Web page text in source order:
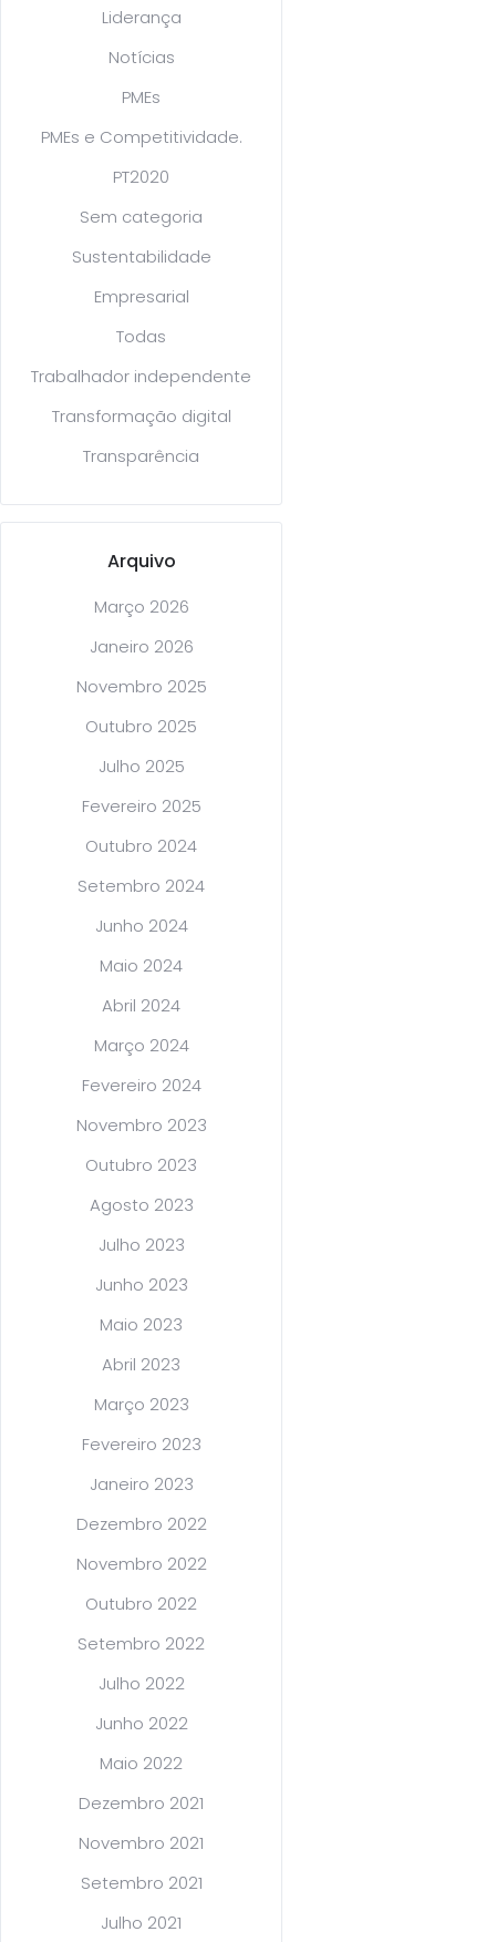
Liderança
Notícias
PMEs
PMEs e Competitividade.
PT2020
Sem categoria
Sustentabilidade
Empresarial
Todas
Trabalhador independente
Transformação digital
Transparência
Arquivo
Março 2026
Janeiro 2026
Novembro 2025
Outubro 2025
Julho 2025
Fevereiro 2025
Outubro 2024
Setembro 2024
Junho 2024
Maio 2024
Abril 2024
Março 2024
Fevereiro 2024
Novembro 2023
Outubro 2023
Agosto 2023
Julho 2023
Junho 2023
Maio 2023
Abril 2023
Março 2023
Fevereiro 2023
Janeiro 2023
Dezembro 2022
Novembro 2022
Outubro 2022
Setembro 2022
Julho 2022
Junho 2022
Maio 2022
Dezembro 2021
Novembro 2021
Setembro 2021
Julho 2021